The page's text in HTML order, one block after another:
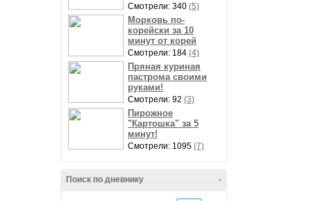
Смотрели: 340 (5)
Морковь по-
корейски за 10
минут от корей
Смотрели: 184 (4)
Пряная куриная
пастрома своими
руками!
Смотрели: 92 (3)
Пирожное
"Картошка" за 5
минут!
Смотрели: 1095 (7)
-
Поиск по дневнику